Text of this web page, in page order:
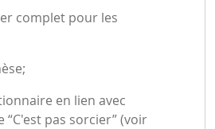
complet pour les
en lien avec
“C'est pas sorcier” (voir